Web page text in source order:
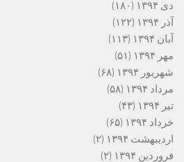
دی ۱۳۹۴
(۱۸۰)
آذر ۱۳۹۴
(۱۲۲)
آبان ۱۳۹۴
(۱۱۳)
مهر ۱۳۹۴
(۵۱)
شهریور ۱۳۹۴
(۶۸)
مرداد ۱۳۹۴
(۵۸)
تیر ۱۳۹۴
(۴۳)
خرداد ۱۳۹۴
(۶۵)
اردیبهشت ۱۳۹۴
(۲)
فروردین ۱۳۹۴
(۲)